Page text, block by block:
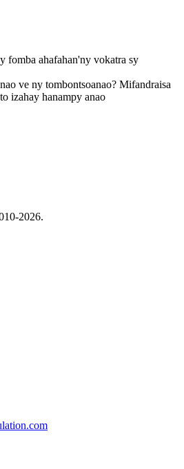
fomba ahafahan'ny vokatra sy
ve ny tombontsoanao? Mifandraisa
izahay hanampy anao
2026.